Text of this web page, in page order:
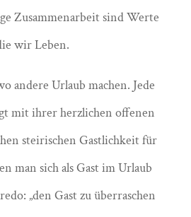
Zusammenarbeit sind Werte
wir Leben.
andere Urlaub machen. Jede
mit ihrer herzlichen offenen
steirischen Gastlichkeit für
man sich als Gast im Urlaub
„den Gast zu überraschen